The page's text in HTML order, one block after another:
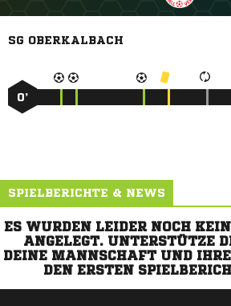
SG OBERKALBACH
0’
SPIELBERICHTE & NEWS
ES WURDEN LEIDER NOCH
ANGELEGT. UNTERSTÜTZE
DEINE MANNSCHAFT UND
DEN ERSTEN